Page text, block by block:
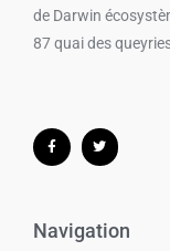
de Darwin
87 quai des
Navigation